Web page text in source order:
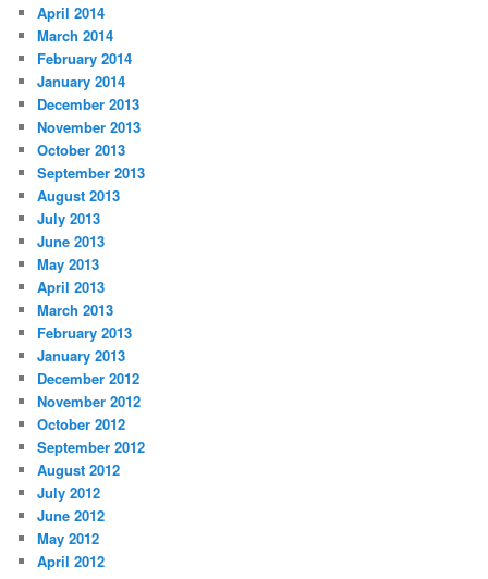
April 2014
March 2014
February 2014
January 2014
December 2013
November 2013
October 2013
September 2013
August 2013
July 2013
June 2013
May 2013
April 2013
March 2013
February 2013
January 2013
December 2012
November 2012
October 2012
September 2012
August 2012
July 2012
June 2012
May 2012
April 2012